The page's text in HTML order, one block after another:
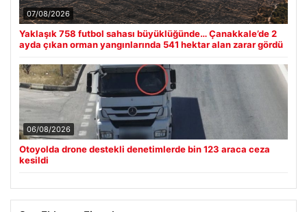
07/08/2026
Yaklaşık 758 futbol sahası büyüklüğünde… Çanakkale’de 2
ayda çıkan orman yangınlarında 541 hektar alan zarar gördü
06/08/2026
Otoyolda drone destekli denetimlerde bin 123 araca ceza
kesildi